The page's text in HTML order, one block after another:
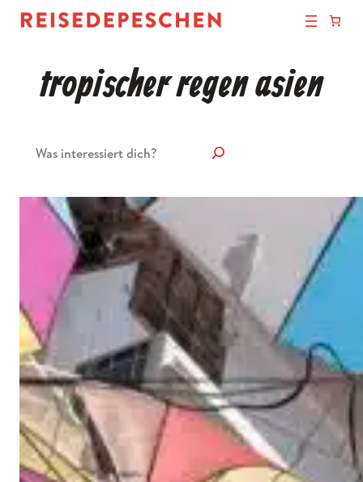
tropischer regen asien